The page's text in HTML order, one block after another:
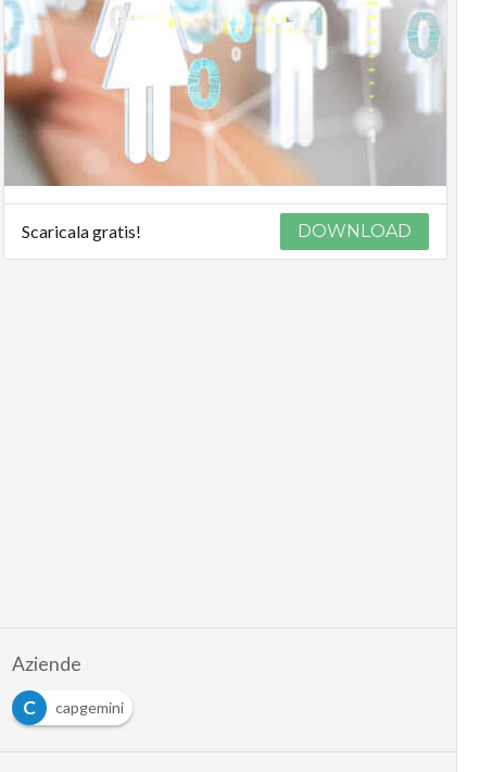
Scaricala gratis! DOWNLOAD
Aziende
C
capgemini